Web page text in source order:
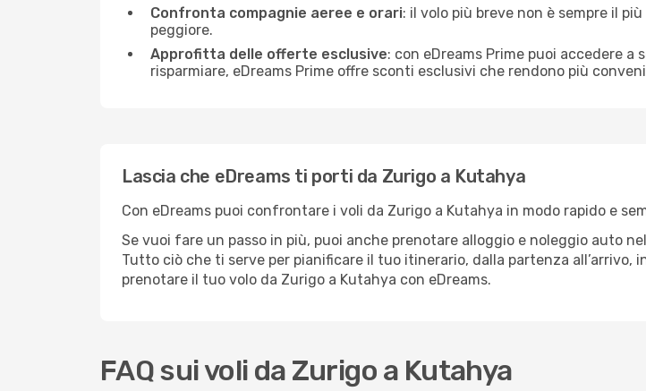
Confronta compagnie aeree e orari: il volo più breve non è sempre il
peggiore.
Approfitta delle offerte esclusive: con eDreams Prime puoi accedere
risparmiare, eDreams Prime offre sconti esclusivi che rendono più
Lascia che eDreams ti porti da Zurigo a Kutahya
Con eDreams puoi confrontare i voli da Zurigo a Kutahya in modo rapido e
Se vuoi fare un passo in più, puoi anche prenotare alloggio e noleggio auto
Tutto ciò che ti serve per pianificare il tuo itinerario, dalla partenza all’arrivo,
prenotare il tuo volo da Zurigo a Kutahya con eDreams.
FAQ sui voli da Zurigo a Kutahya